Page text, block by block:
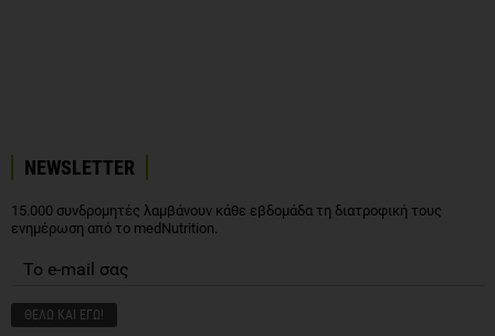
NEWSLETTER
15.000 συνδρομητές λαμβάνουν κάθε εβδομάδα τη διατροφική τους
ενημέρωση από το medNutrition.